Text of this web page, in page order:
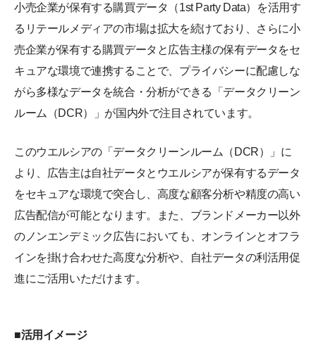
小売企業が保有する購買データ（1st Party Data）を活用す
るリテールメディアの市場は拡大を続けており、さらに小
売企業が保有する購買データと広告主様の保有データをセ
キュアな環境で連携することで、プライバシーに配慮しな
がら多様なデータを統合・分析ができる「データクリーン
ルーム（DCR）」が国内外で注目されています。
このウエルシアの「データクリーンルーム（DCR）」に
より、広告主は自社データとウエルシアが保有するデータ
をセキュアな環境で突合し、高度な顧客分析や精度の高い
広告配信が可能となります。また、ブランドメーカー以外
のノンエンデミック広告においても、オンラインとオフラ
インを掛け合わせた高度な分析や、自社データの利活用促
進にご活用いただけます。
■活用イメージ